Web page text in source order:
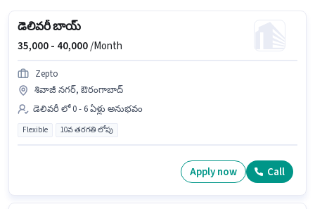
డెలివరీ బాయ్
35,000 - 40,000/Month
Zepto
శివాజీ నగర్, ఔరంగాబాద్
డెలివరీ లో 0 - 6 ఏళ్లు అనుభవం
Flexible 10వ తరగతి లోపు
Apply now Call